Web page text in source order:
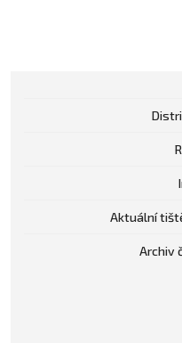
Aktuální
Archiv